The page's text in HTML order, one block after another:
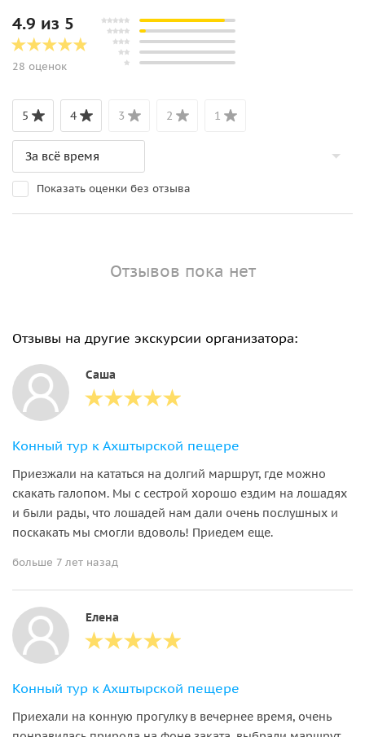
4.9 из 5
28 оценок
5 4 3 2 1
Показать оценки без отзыва
Отзывов пока нет
Отзывы на другие экскурсии организатора:
Саша
Конный тур к Ахштырской пещере
Приезжали на кататься на долгий маршрут, где можно
скакать галопом. Мы с сестрой хорошо ездим на лошадях
и были рады, что лошадей нам дали очень послушных и
поскакать мы смогли вдоволь! Приедем еще.
больше 7 лет назад
Елена
Конный тур к Ахштырской пещере
Приехали на конную прогулку в вечернее время, очень